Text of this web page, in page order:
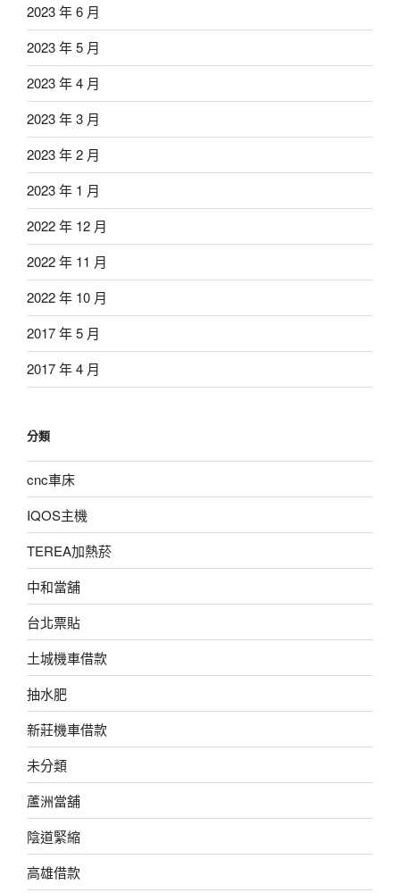
2023 年 6 月
2023 年 5 月
2023 年 4 月
2023 年 3 月
2023 年 2 月
2023 年 1 月
2022 年 12 月
2022 年 11 月
2022 年 10 月
2017 年 5 月
2017 年 4 月
分類
cnc車床
IQOS主機
TEREA加熱菸
中和當舖
台北票貼
土城機車借款
抽水肥
新莊機車借款
未分類
蘆洲當舖
陰道緊縮
高雄借款